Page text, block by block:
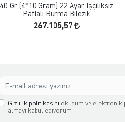
40 Gr (4*10 Gram) 22 Ayar Işçiliksiz
Paftalı Burma Bilezik
267.105,57
Gizlilik politikasını okudum ve elektronik
almayı kabul ediyorum.